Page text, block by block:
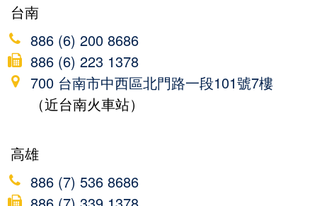
台南
886 (6) 200 8686
886 (6) 223 1378
700 台南市中西區北門路一段101號7樓
（近台南火車站）
高雄
886 (7) 536 8686